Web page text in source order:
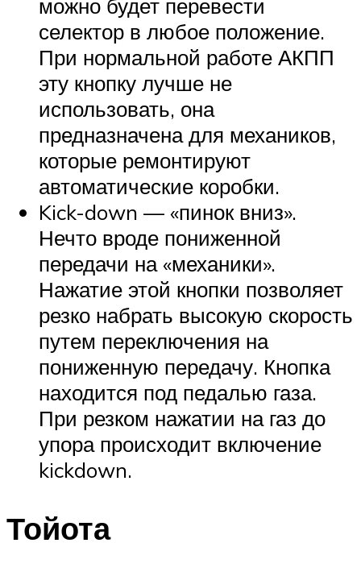
можно будет перевести
селектор в любое положение.
При нормальной работе АКПП
эту кнопку лучше не
использовать, она
предназначена для механиков,
которые ремонтируют
автоматические коробки.
Kick-down — «пинок вниз».
Нечто вроде пониженной
передачи на «механики».
Нажатие этой кнопки позволяет
резко набрать высокую скорость
путем переключения на
пониженную передачу. Кнопка
находится под педалью газа.
При резком нажатии на газ до
упора происходит включение
kickdown.
Тойота